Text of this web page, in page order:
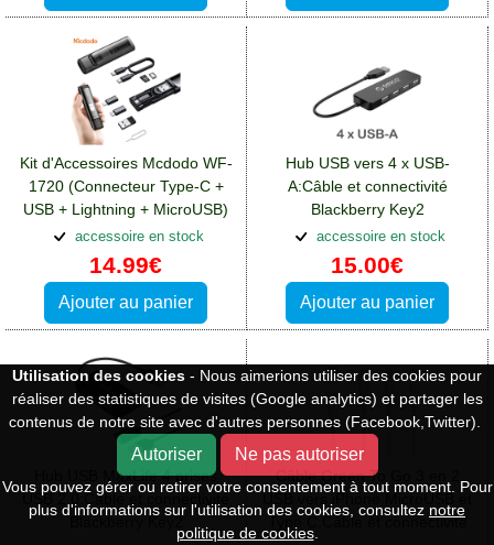
Kit d'Accessoires Mcdodo WF-
1720 (Connecteur Type-C +
USB + Lightning + MicroUSB)
Noir
accessoire en stock
14.99€
Ajouter au panier
Hub USB vers 4 x USB-
A:Câble et connectivité
Blackberry Key2
accessoire en stock
15.00€
Ajouter au panier
Hub USB MaxLife 4 prises
USB 2.0:Câble et connectivité
Câble Green To Go 3 en 2
Type C:Câble et connectivité
Utilisation des cookies - Nous aimerions utiliser des cookies pour
réaliser des statistiques de visites (Google analytics) et partager les
contenus de notre site avec d'autres personnes (Facebook,Twitter).
Autoriser Ne pas autoriser
Vous pouvez gérer ou retirer votre consentement à tout moment. Pour
plus d'informations sur l'utilisation des cookies, consultez notre
politique de cookies.